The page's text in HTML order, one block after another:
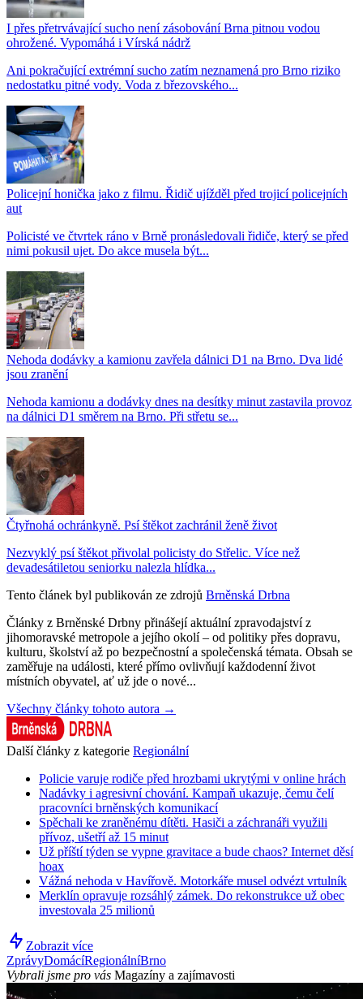
I přes přetrvávající sucho není zásobování Brna pitnou vodou
ohrožené. Vypomáhá i Vírská nádrž
Ani pokračující extrémní sucho zatím neznamená pro Brno riziko
nedostatku pitné vody. Voda z březovského...
Policejní honička jako z filmu. Řidič ujížděl před trojicí policejních
aut
Policisté ve čtvrtek ráno v Brně pronásledovali řidiče, který se před
nimi pokusil ujet. Do akce musela být...
Nehoda dodávky a kamionu zavřela dálnici D1 na Brno. Dva lidé
jsou zranění
Nehoda kamionu a dodávky dnes na desítky minut zastavila provoz
na dálnici D1 směrem na Brno. Při střetu se...
Čtyřnohá ochránkyně. Psí štěkot zachránil ženě život
Nezvyklý psí štěkot přivolal policisty do Střelic. Více než
devadesátiletou seniorku nalezla hlídka...
Tento článek byl publikován ze zdrojů Brněnská Drbna
Články z Brněnské Drbny přinášejí aktuální zpravodajství z
jihomoravské metropole a jejího okolí – od politiky přes dopravu,
kulturu, školství až po bezpečnostní a společenská témata. Obsah se
zaměřuje na události, které přímo ovlivňují každodenní život
místních obyvatel, ať už jde o nové...
Všechny články tohoto autora →
Další články z kategorie Regionální
Policie varuje rodiče před hrozbami ukrytými v online hrách
Nadávky i agresivní chování. Kampaň ukazuje, čemu čelí
pracovníci brněnských komunikací
Spěchali ke zraněnému dítěti. Hasiči a záchranáři využili
přívoz, ušetří až 15 minut
Už příští týden se vypne gravitace a bude chaos? Internet děsí
hoax
Vážná nehoda v Havířově. Motorkáře musel odvézt vrtulník
Merklín opravuje rozsáhlý zámek. Do rekonstrukce už obec
investovala 25 milionů
Zobrazit více
ZprávyDomácíRegionálníBrno
Vybrali jsme pro vás Magazíny a zajímavosti